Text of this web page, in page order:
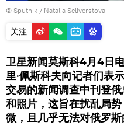
© Sputnik / Natalia Seliverstova
关注
卫星新闻莫斯科4月4日
里·佩斯科夫向记者们表
交易的新闻调查中刊登
和照片，这旨在扰乱局
微，且几乎无法对俄罗斯